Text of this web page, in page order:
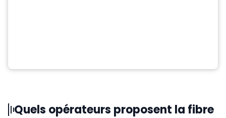
Quels opérateurs proposent la fibre